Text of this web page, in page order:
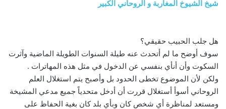
شيخ الشيوخ المغاربة و الروحاني الكبير
هل جلب الحبيب حقيقي؟
سوف أوضح ما لم أتحدث عنه طيلة السنوات الطويلة الماضية وآثرت
السكوت وأن أنأي بنفسي عن الدخول في مثل هذه المهاترات .
ولكن لأن الموضوع تخطى الحدود بل وأصبح يتم استغلال العلم
الروحاني أسوأ أستغلال قررت أن أدخل متحدياً جميع مدعي المشيخة
ومستعد لمناظرة أي شخص كان وبأي بلد كان بغية الحفاظ على